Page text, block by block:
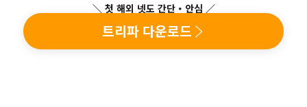
＼ 첫 해외 넷도 간단・안심 ／
트리파 다운로드